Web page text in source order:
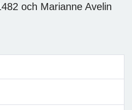
och Marianne Avelin